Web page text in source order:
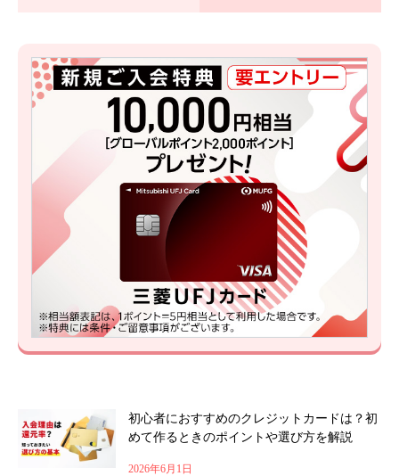
初心者におすすめのクレジットカードは？初
めて作るときのポイントや選び方を解説
2026年6月1日